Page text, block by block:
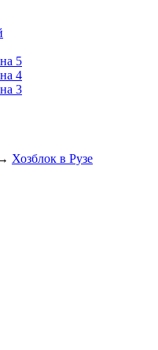
5
4
3
Хозблок в Рузе